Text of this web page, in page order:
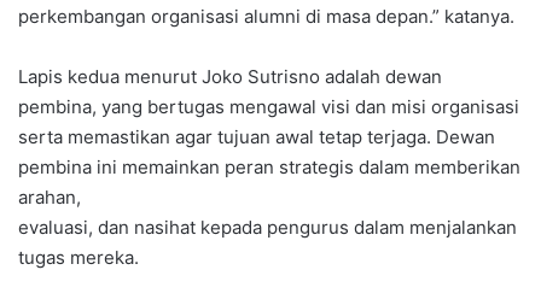
perkembangan organisasi alumni di masa depan.” katanya.
Lapis kedua menurut Joko Sutrisno adalah dewan
pembina, yang bertugas mengawal visi dan misi organisasi
serta memastikan agar tujuan awal tetap terjaga. Dewan
pembina ini memainkan peran strategis dalam memberikan
arahan,
evaluasi, dan nasihat kepada pengurus dalam menjalankan
tugas mereka.